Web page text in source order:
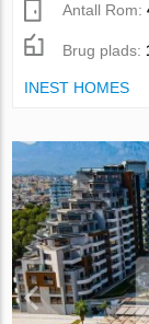
Antall Rom:
Brug plads:
INEST HOMES